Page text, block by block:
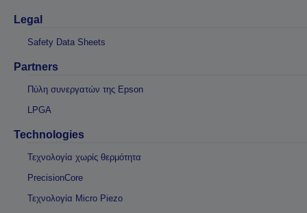
Legal
Safety Data Sheets
Partners
Πύλη συνεργατών της Epson
LPGA
Technologies
Τεχνολογία χωρίς θερμότητα
PrecisionCore
Τεχνολογία Micro Piezo